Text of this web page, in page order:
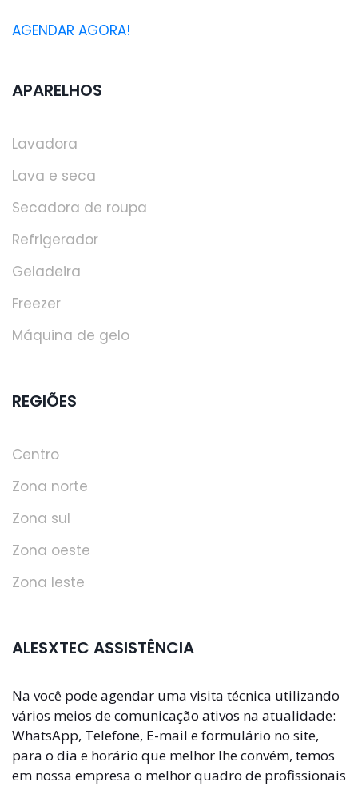
AGENDAR AGORA!
APARELHOS
Lavadora
Lava e seca
Secadora de roupa
Refrigerador
Geladeira
Freezer
Máquina de gelo
REGIÕES
Centro
Zona norte
Zona sul
Zona oeste
Zona leste
ALESXTEC ASSISTÊNCIA
Na você pode agendar uma visita técnica utilizando
vários meios de comunicação ativos na atualidade:
WhatsApp, Telefone, E-mail e formulário no site,
para o dia e horário que melhor lhe convém, temos
em nossa empresa o melhor quadro de profissionais